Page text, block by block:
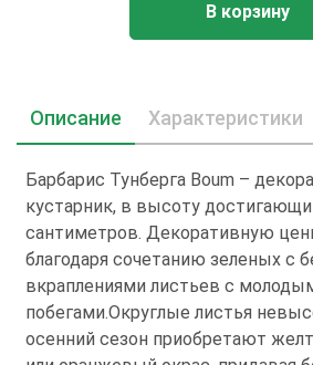
В корзину
Описание Характеристики
Барбарис Тунберга Boum –
кустарник, в высоту
сантиметров. Декоративную
благодаря сочетанию зеленых с
вкраплениями листьев с
побегами.Округлые листья
осенний сезон приобретают